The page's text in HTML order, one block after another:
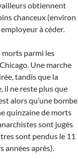
obtiennent
chanceux (environ
à céder.
parmi les
Une marche
tandis que la
il ne reste plus que
alors qu’une bombe
quinzaine de morts
sont jugés
sont pendus le 11
années après).